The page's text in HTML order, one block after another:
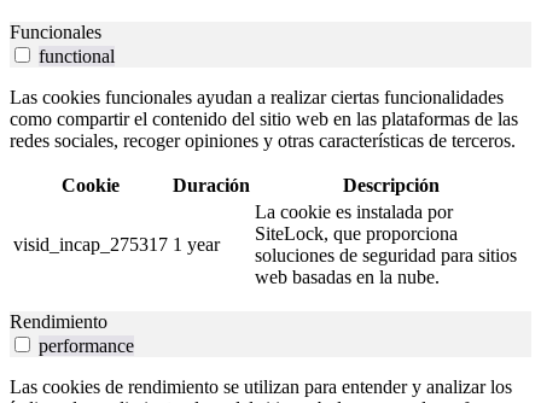
Funcionales
functional
Las cookies funcionales ayudan a realizar ciertas funcionalidades
como compartir el contenido del sitio web en las plataformas de las
redes sociales, recoger opiniones y otras características de terceros.
Cookie Duración Descripción
visid_incap_275317 1 year
La cookie es instalada por
SiteLock, que proporciona
soluciones de seguridad para sitios
web basadas en la nube.
Rendimiento
performance
Las cookies de rendimiento se utilizan para entender y analizar los